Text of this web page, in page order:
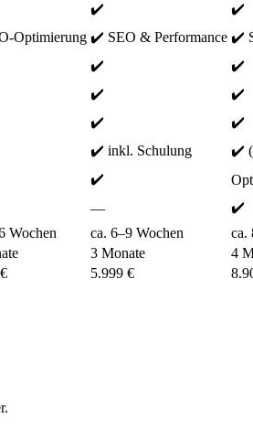
✔️
✔️
Optimierung ✔️ SEO & Performance ✔️
✔️
✔️
✔️
✔️
✔️
✔️
✔️ inkl. Schulung
✔️
✔️
—
✔️
Wochen ca. 6–9 Wochen
ca.
3 Monate
4
5.999 €